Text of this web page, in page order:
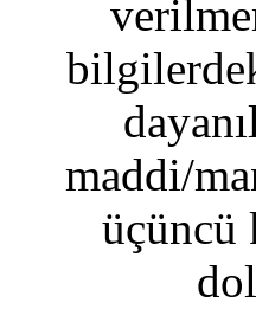
maddi/
üçüncü